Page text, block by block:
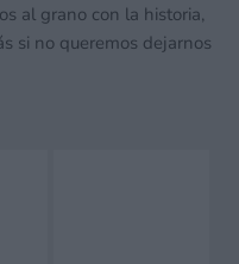
al grano con la historia,
si no queremos dejarnos